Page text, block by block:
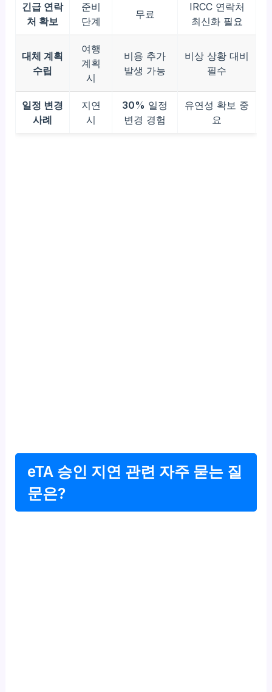
긴급 연락
처 확보
준비
단계
무료
IRCC 연락처
최신화 필요
대체 계획
수립
여행
계획
시
비용 추가
발생 가능
비상 상황 대비
필수
일정 변경
사례
지연
시
30% 일정
변경 경험
유연성 확보 중
요
eTA 승인 지연 관련 자주 묻는 질
문은?